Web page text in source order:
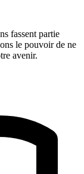
fassent partie
le pouvoir de ne
avenir.